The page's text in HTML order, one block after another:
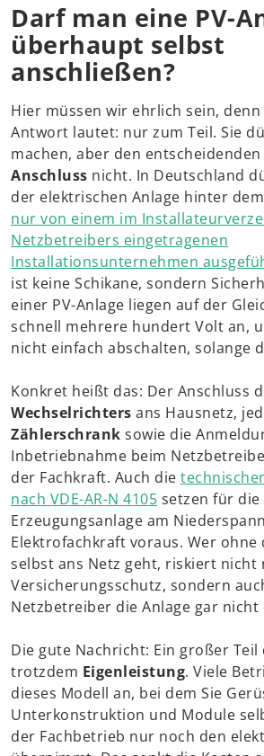
Darf man eine PV-
überhaupt selbst
anschließen?
Hier müssen wir ehrlich sein,
Antwort lautet: nur zum Teil. Sie
machen, aber den entscheidenden
Anschluss nicht. In Deutschland
der elektrischen Anlage hinter
nur von einem im
Netzbetreibers eingetragenen
Installationsunternehmen
ist keine Schikane, sondern
einer PV-Anlage liegen auf der
schnell mehrere hundert Volt an,
nicht einfach abschalten, solange
Konkret heißt das: Der Anschluss
Wechselrichters ans Hausnetz,
Zählerschrank sowie die
Inbetriebnahme beim
der Fachkraft. Auch die
nach VDE-AR-N 4105 setzen für die
Erzeugungsanlage am
Elektrofachkraft voraus. Wer ohne
selbst ans Netz geht, riskiert nicht
Versicherungsschutz, sondern
Netzbetreiber die Anlage gar
Die gute Nachricht: Ein großer
trotzdem Eigenleistung. Viele
dieses Modell an, bei dem Sie
Unterkonstruktion und Module
der Fachbetrieb nur noch den